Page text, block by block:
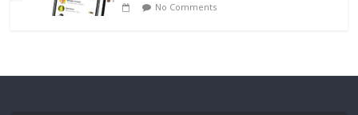
No Comments